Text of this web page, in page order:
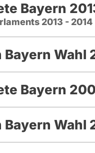
Bayern
2013 - 2014
Wahl
Bayern
Bayern Wahl